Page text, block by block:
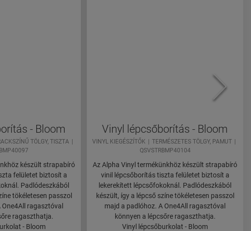
- Bloom
TÖLGY, TISZTA
készült strapabíró
felületet biztosít a
Padlódeszkából
tökéletesen passzol
ragasztóval
ragaszthatja.
- Bloom
Vinyl lépcsőborítás - Bloom
VINYL KIEGÉSZÍTŐK
TERMÉSZETES TÖLGY, PAMUT
QSVSTRBMP40104
Az Alpha Vinyl termékünkhöz készült strapabíró
vinil lépcsőborítás tiszta felületet biztosít a
lekerekített lépcsőfokoknál. Padlódeszkából
készült, így a lépcső színe tökéletesen passzol
majd a padlóhoz. A One4All ragasztóval
könnyen a lépcsőre ragaszthatja.
Vinyl lépcsőburkolat - Bloom